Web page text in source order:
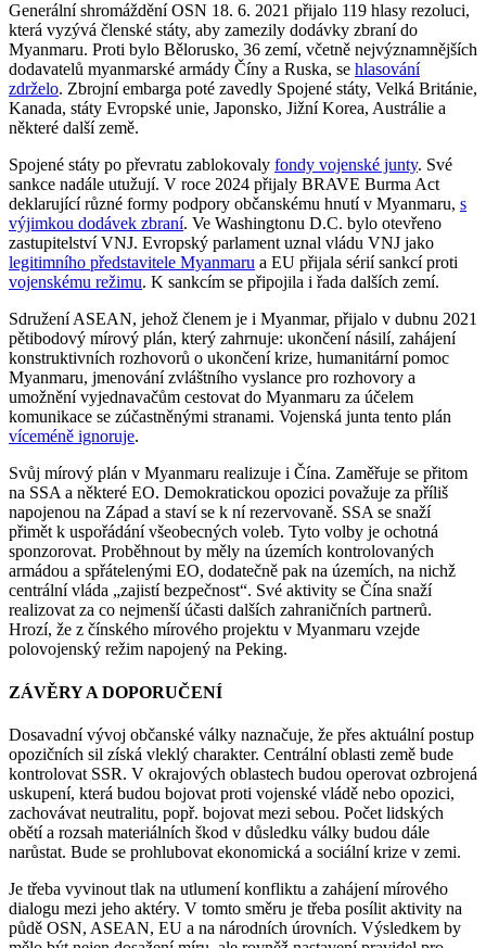
Generální shromáždění OSN 18. 6. 2021 přijalo 119 hlasy rezoluci,
která vyzývá členské státy, aby zamezily dodávky zbraní do
Myanmaru. Proti bylo Bělorusko, 36 zemí, včetně nejvýznamnějších
dodavatelů myanmarské armády Číny a Ruska, se hlasování
zdrželo. Zbrojní embarga poté zavedly Spojené státy, Velká Británie,
Kanada, státy Evropské unie, Japonsko, Jižní Korea, Austrálie a
některé další země.
Spojené státy po převratu zablokovaly fondy vojenské junty. Své
sankce nadále utužují. V roce 2024 přijaly BRAVE Burma Act
deklarující různé formy podpory občanskému hnutí v Myanmaru, s
výjimkou dodávek zbraní. Ve Washingtonu D.C. bylo otevřeno
zastupitelství VNJ. Evropský parlament uznal vládu VNJ jako
legitimního představitele Myanmaru a EU přijala sérií sankcí proti
vojenskému režimu. K sankcím se připojila i řada dalších zemí.
Sdružení ASEAN, jehož členem je i Myanmar, přijalo v dubnu 2021
pětibodový mírový plán, který zahrnuje: ukončení násilí, zahájení
konstruktivních rozhovorů o ukončení krize, humanitární pomoc
Myanmaru, jmenování zvláštního vyslance pro rozhovory a
umožnění vyjednavačům cestovat do Myanmaru za účelem
komunikace se zúčastněnými stranami. Vojenská junta tento plán
víceméně ignoruje.
Svůj mírový plán v Myanmaru realizuje i Čína. Zaměřuje se přitom
na SSA a některé EO. Demokratickou opozici považuje za příliš
napojenou na Západ a staví se k ní rezervovaně. SSA se snaží
přimět k uspořádání všeobecných voleb. Tyto volby je ochotná
sponzorovat. Proběhnout by měly na územích kontrolovaných
armádou a spřátelenými EO, dodatečně pak na územích, na nichž
centrální vláda „zajistí bezpečnost“. Své aktivity se Čína snaží
realizovat za co nejmenší účasti dalších zahraničních partnerů.
Hrozí, že z čínského mírového projektu v Myanmaru vzejde
polovojenský režim napojený na Peking.
ZÁVĚRY A DOPORUČENÍ
Dosavadní vývoj občanské války naznačuje, že přes aktuální postup
opozičních sil získá vleklý charakter. Centrální oblasti země bude
kontrolovat SSR. V okrajových oblastech budou operovat ozbrojená
uskupení, která budou bojovat proti vojenské vládě nebo opozici,
zachovávat neutralitu, popř. bojovat mezi sebou. Počet lidských
obětí a rozsah materiálních škod v důsledku války budou dále
narůstat. Bude se prohlubovat ekonomická a sociální krize v zemi.
Je třeba vyvinout tlak na utlumení konfliktu a zahájení mírového
dialogu mezi jeho aktéry. V tomto směru je třeba posílit aktivity na
půdě OSN, ASEAN, EU a na národních úrovních. Výsledkem by